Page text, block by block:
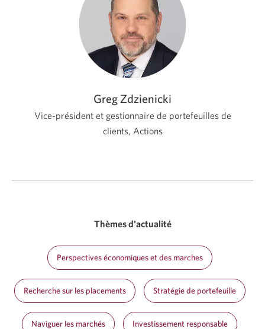
Greg Zdzienicki
Vice-président et gestionnaire de portefeuilles de
clients, Actions
Thèmes d'actualité
Perspectives économiques et des marches
Recherche sur les placements Stratégie de portefeuille
Naviguer les marchés Investissement responsable